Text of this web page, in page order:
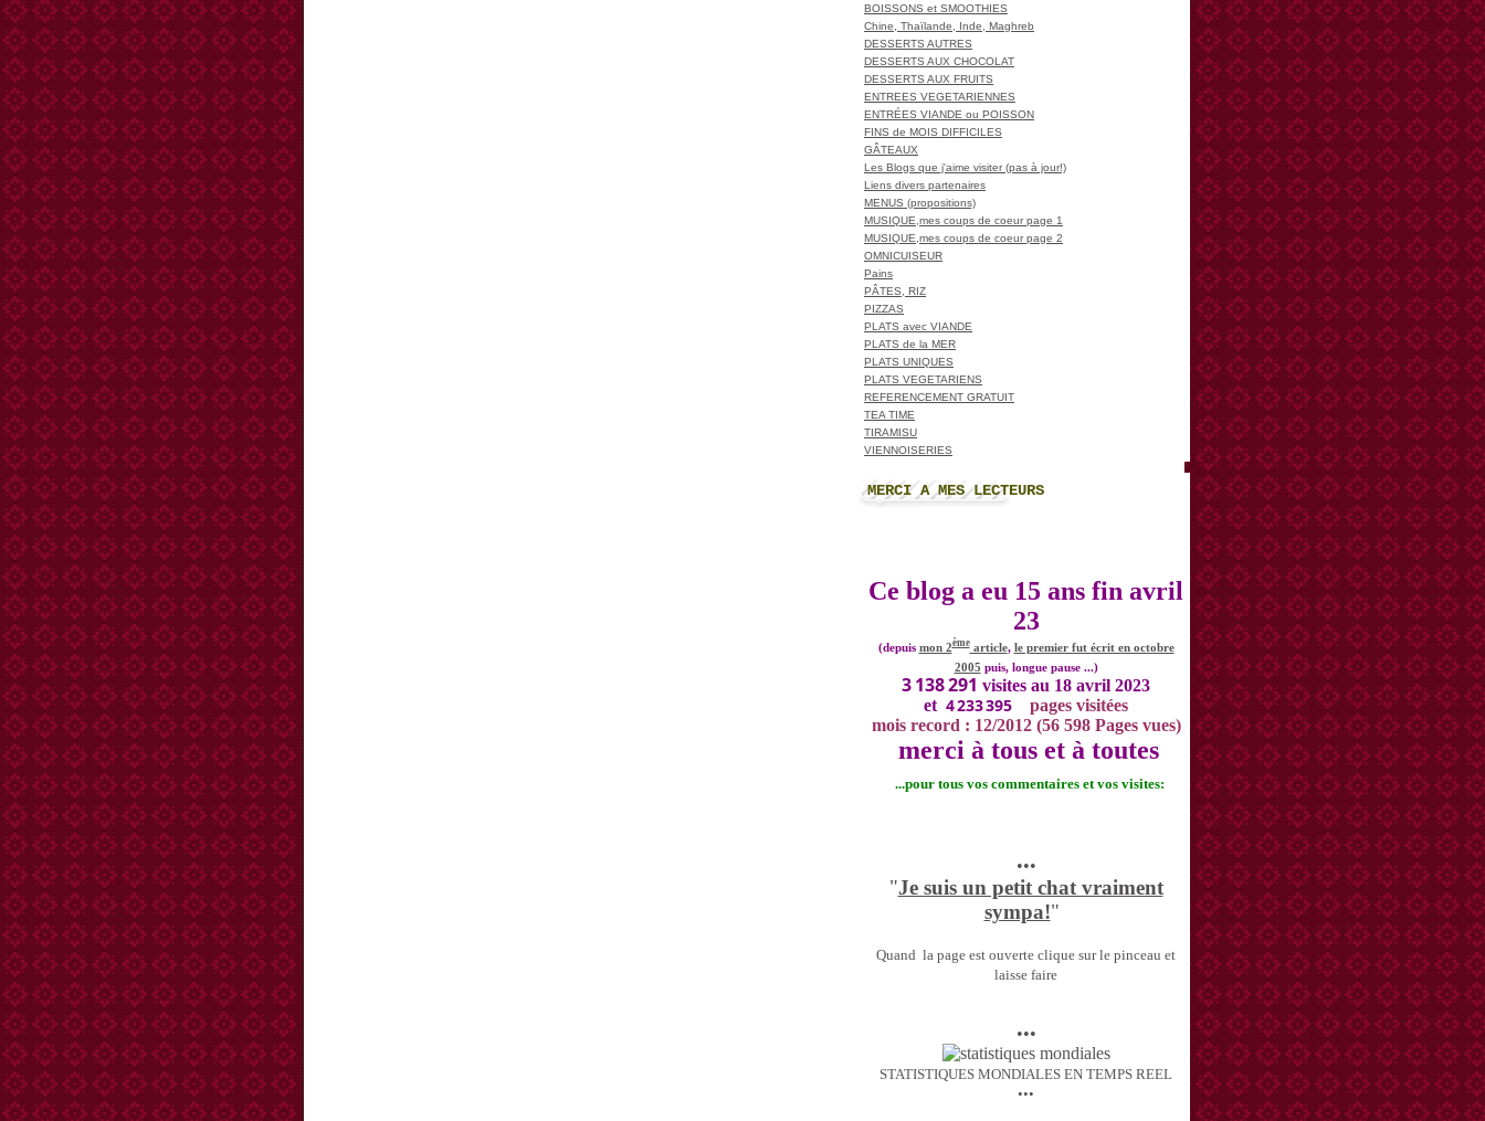
BOISSONS et SMOOTHIES
Chine, Thaïlande, Inde, Maghreb
DESSERTS AUTRES
DESSERTS AUX CHOCOLAT
DESSERTS AUX FRUITS
ENTREES VEGETARIENNES
ENTRÉES VIANDE ou POISSON
FINS de MOIS DIFFICILES
GÂTEAUX
Les Blogs que j'aime visiter (pas à jour!)
Liens divers partenaires
MENUS (propositions)
MUSIQUE,mes coups de coeur page 1
MUSIQUE,mes coups de coeur page 2
OMNICUISEUR
Pains
PÂTES, RIZ
PIZZAS
PLATS avec VIANDE
PLATS de la MER
PLATS UNIQUES
PLATS VEGETARIENS
REFERENCEMENT GRATUIT
TEA TIME
TIRAMISU
VIENNOISERIES
MERCI A MES LECTEURS
Ce blog a eu 15 ans fin avril
23
(depuis mon 2èmearticle, le premier fut écrit en octobre
2005 puis, longue pause ...)
3 138 291 visites au 18 avril 2023
et 4 233 395
pages visitées
mois record : 12/2012 (56 598 Pages vues)
merci à tous et à toutes
...pour tous vos commentaires et vos visites:
•••
"Je suis un petit chat vraiment
sympa!"
Quand la page est ouverte clique sur le pinceau et
laisse faire
•••
STATISTIQUES MONDIALES EN TEMPS REEL
•••